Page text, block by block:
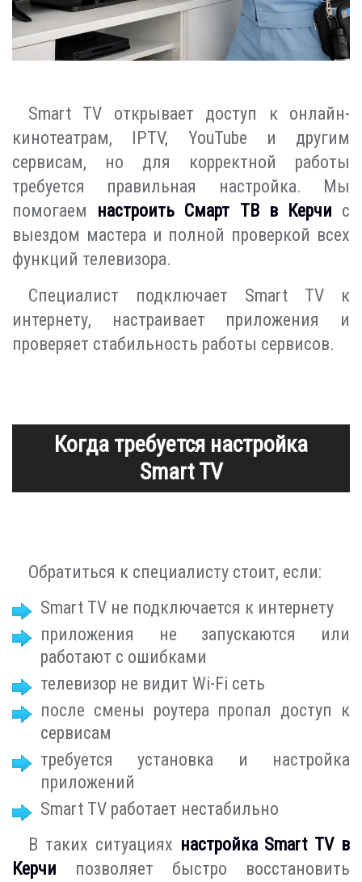
Smart TV открывает доступ к онлайн-
кинотеатрам, IPTV, YouTube и другим
сервисам, но для корректной работы
требуется правильная настройка. Мы
помогаем настроить Смарт ТВ в Керчи с
выездом мастера и полной проверкой всех
функций телевизора.
Специалист подключает Smart TV к
интернету, настраивает приложения и
проверяет стабильность работы сервисов.
Когда требуется настройка
Smart TV
Обратиться к специалисту стоит, если:
Smart TV не подключается к интернету
приложения не запускаются или
работают с ошибками
телевизор не видит Wi-Fi сеть
после смены роутера пропал доступ к
сервисам
требуется установка и настройка
приложений
Smart TV работает нестабильно
В таких ситуациях настройка Smart TV в
Керчи позволяет быстро восстановить